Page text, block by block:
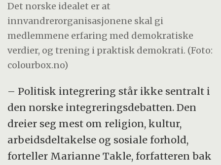
Det norske idealet er at
innvandrerorganisasjonene skal gi
medlemmene erfaring med demokratiske
verdier, og trening i praktisk demokrati. (Foto:
colourbox.no)
– Politisk integrering står ikke sentralt i
den norske integreringsdebatten. Den
dreier seg mest om religion, kultur,
arbeidsdeltakelse og sosiale forhold,
forteller Marianne Takle, forfatteren bak